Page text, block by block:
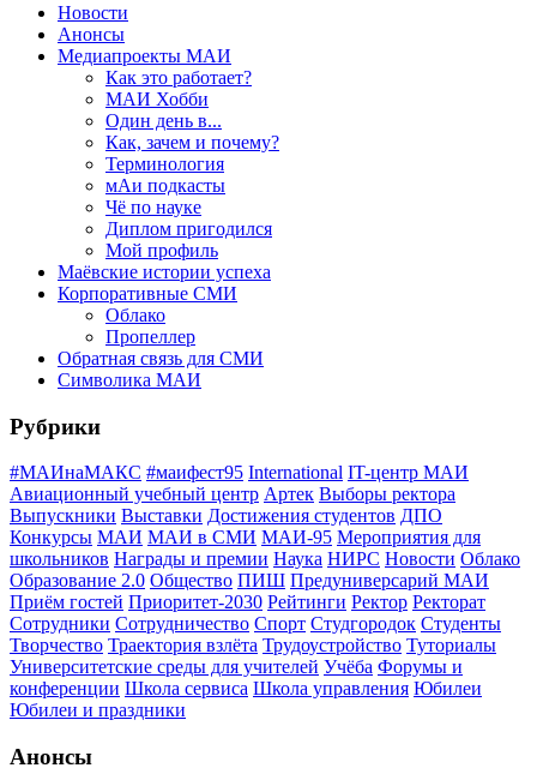
Новости
Анонсы
Медиапроекты МАИ
Как это работает?
МАИ Хобби
Один день в...
Как, зачем и почему?
Терминология
мАи подкасты
Чё по науке
Диплом пригодился
Мой профиль
Маёвские истории успеха
Корпоративные СМИ
Облако
Пропеллер
Обратная связь для СМИ
Символика МАИ
Рубрики
#МАИнаМАКС #маифест95 International IT-центр МАИ
Авиационный учебный центр Артек Выборы ректора
Выпускники Выставки Достижения студентов ДПО
Конкурсы МАИ МАИ в СМИ МАИ-95 Мероприятия для
школьников Награды и премии Наука НИРС Новости Облако
Образование 2.0 Общество ПИШ Предуниверсарий МАИ
Приём гостей Приоритет-2030 Рейтинги Ректор Ректорат
Сотрудники Сотрудничество Спорт Студгородок Студенты
Творчество Траектория взлёта Трудоустройство Туториалы
Университетские среды для учителей Учёба Форумы и
конференции Школа сервиса Школа управления Юбилеи
Юбилеи и праздники
Анонсы